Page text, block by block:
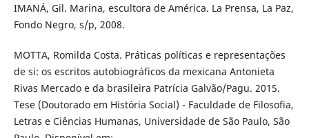
IMANÁ, Gil. Marina, escultora de América. La Prensa, La Paz,
Fondo Negro, s/p, 2008.
MOTTA, Romilda Costa. Práticas políticas e representações
de si: os escritos autobiográficos da mexicana Antonieta
Rivas Mercado e da brasileira Patrícia Galvão/Pagu. 2015.
Tese (Doutorado em História Social) - Faculdade de Filosofia,
Letras e Ciências Humanas, Universidade de São Paulo, São